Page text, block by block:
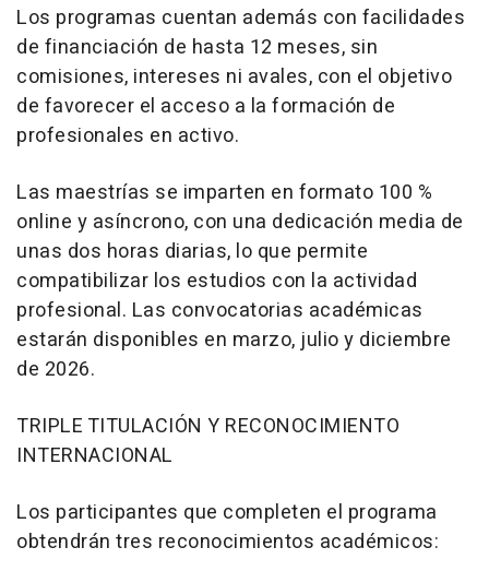
Los programas cuentan además con facilidades
de financiación de hasta 12 meses, sin
comisiones, intereses ni avales, con el objetivo
de favorecer el acceso a la formación de
profesionales en activo.
Las maestrías se imparten en formato 100 %
online y asíncrono, con una dedicación media de
unas dos horas diarias, lo que permite
compatibilizar los estudios con la actividad
profesional. Las convocatorias académicas
estarán disponibles en marzo, julio y diciembre
de 2026.
TRIPLE TITULACIÓN Y RECONOCIMIENTO
INTERNACIONAL
Los participantes que completen el programa
obtendrán tres reconocimientos académicos: